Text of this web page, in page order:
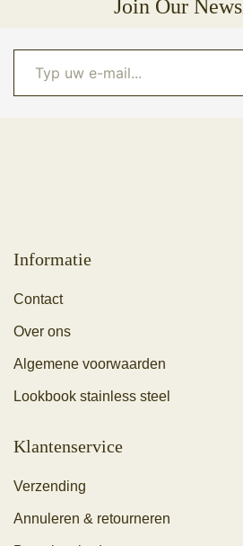
Join Our
Typ uw e-mail...
Informatie
Contact
Over ons
Algemene voorwaarden
Lookbook stainless steel
Klantenservice
Verzending
Annuleren & retourneren